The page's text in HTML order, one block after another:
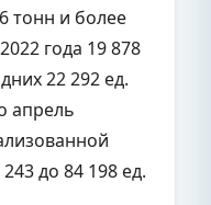
тонн и более
года 19 878
22 292 ед.
апрель
до 84 198 ед.